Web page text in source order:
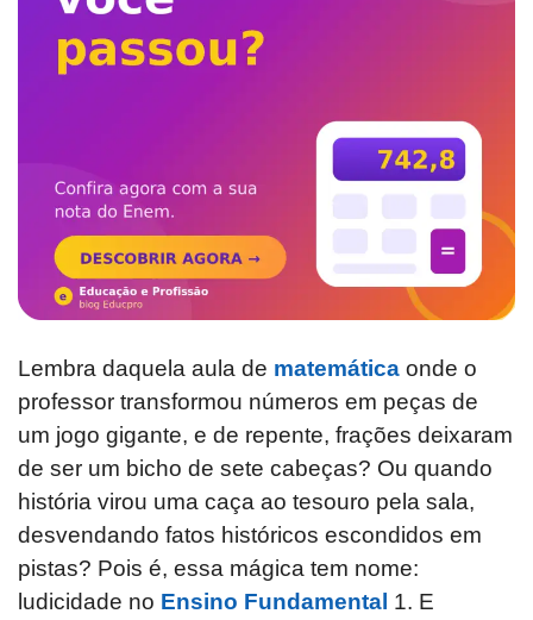
Lembra daquela aula de matemática onde o
professor transformou números em peças de
um jogo gigante, e de repente, frações deixaram
de ser um bicho de sete cabeças? Ou quando
história virou uma caça ao tesouro pela sala,
desvendando fatos históricos escondidos em
pistas? Pois é, essa mágica tem nome:
ludicidade no Ensino Fundamental 1. E